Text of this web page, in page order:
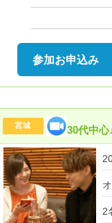
参加お申込み
宮城 30代中
2